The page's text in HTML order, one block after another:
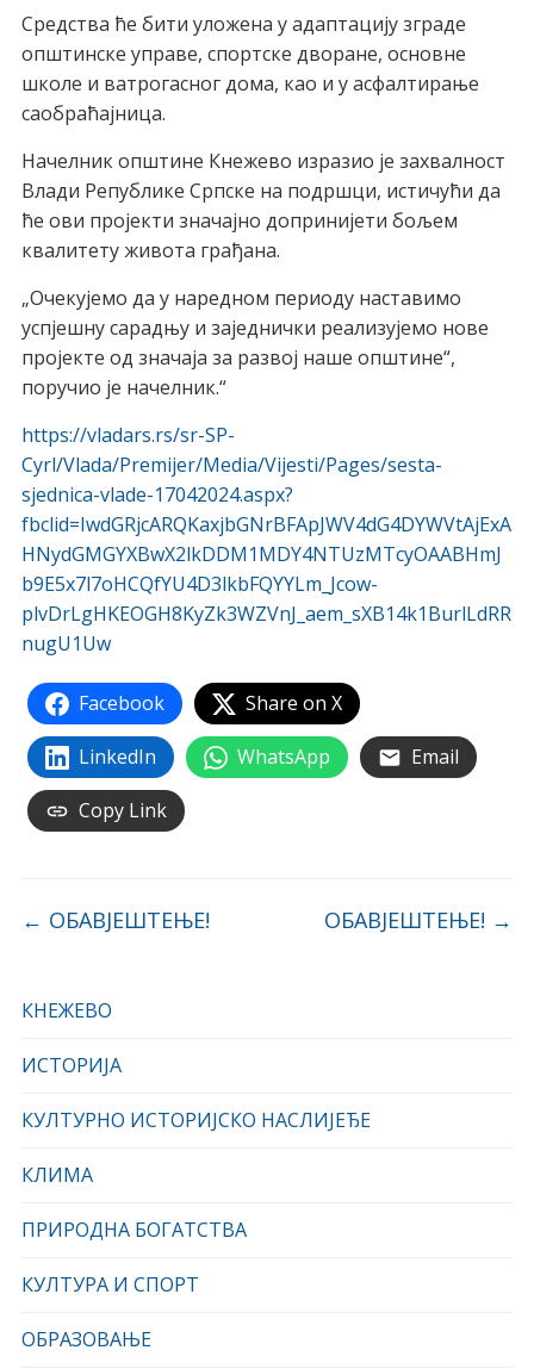
КНЕЖЕВО
ИСТОРИЈА
КУЛТУРНО ИСТОРИЈСКО НАСЛИЈЕЂЕ
КЛИМА
ПРИРОДНА БОГАТСТВА
КУЛТУРА И СПОРТ
ОБРАЗОВАЊЕ
Средства ће бити уложена у адаптацију зграде
општинске управе, спортске дворане, основне
школе и ватрогасног дома, као и у асфалтирање
саобраћајница.
Начелник општине Кнежево изразио је захвалност
Влади Републике Српске на подршци, истичући да
ће ови пројекти значајно допринијети бољем
квалитету живота грађана.
„Очекујемо да у наредном периоду наставимо
успјешну сарадњу и заједнички реализујемо нове
пројекте од значаја за развој наше општине“,
поручио је начелник.“
https://vladars.rs/sr-SP-
Cyrl/Vlada/Premijer/Media/Vijesti/Pages/sesta-
sjednica-vlade-17042024.aspx?
fbclid=IwdGRjcARQKaxjbGNrBFApJWV4dG4DYWVtAjExA
HNydGMGYXBwX2lkDDM1MDY4NTUzMTcyOAABHmJ
b9E5x7l7oHCQfYU4D3lkbFQYYLm_Jcow-
plvDrLgHKEOGH8KyZk3WZVnJ_aem_sXB14k1BurlLdRR
nugU1Uw
Facebook Share on X
LinkedIn WhatsApp Email
Copy Link
← ОБАВЈЕШТЕЊЕ! ОБАВЈЕШТЕЊЕ! →